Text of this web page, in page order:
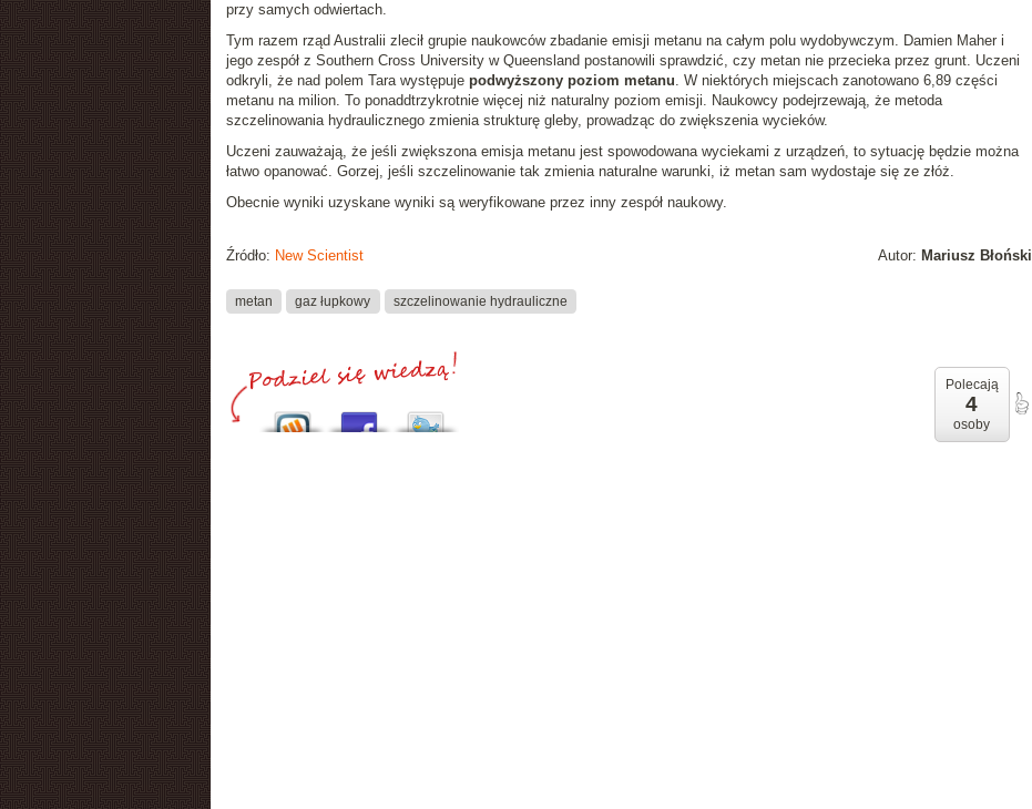
przy samych odwiertach.
Tym razem rząd Australii zlecił grupie naukowców zbadanie emisji metanu na całym polu wydobywczym. Damien Maher i
jego zespół z Southern Cross University w Queensland postanowili sprawdzić, czy metan nie przecieka przez grunt. Uczeni
odkryli, że nad polem Tara występuje podwyższony poziom metanu. W niektórych miejscach zanotowano 6,89 części
metanu na milion. To ponaddtrzykrotnie więcej niż naturalny poziom emisji. Naukowcy podejrzewają, że metoda
szczelinowania hydraulicznego zmienia strukturę gleby, prowadząc do zwiększenia wycieków.
Uczeni zauważają, że jeśli zwiększona emisja metanu jest spowodowana wyciekami z urządzeń, to sytuację będzie można
łatwo opanować. Gorzej, jeśli szczelinowanie tak zmienia naturalne warunki, iż metan sam wydostaje się ze złóż.
Obecnie wyniki uzyskane wyniki są weryfikowane przez inny zespół naukowy.
Autor: Mariusz Błoński
Źródło: New Scientist
metan gaz łupkowy szczelinowanie hydrauliczne
Polecają
4
osoby